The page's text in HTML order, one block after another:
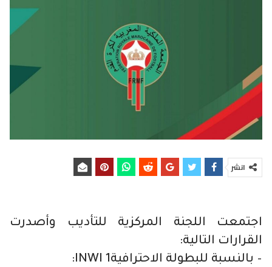
انشر
اجتمعت اللجنة المركزية للتأديب وأصدرت
القرارات التالية:
– بالنسبة للبطولة الاحترافية1 INWI: